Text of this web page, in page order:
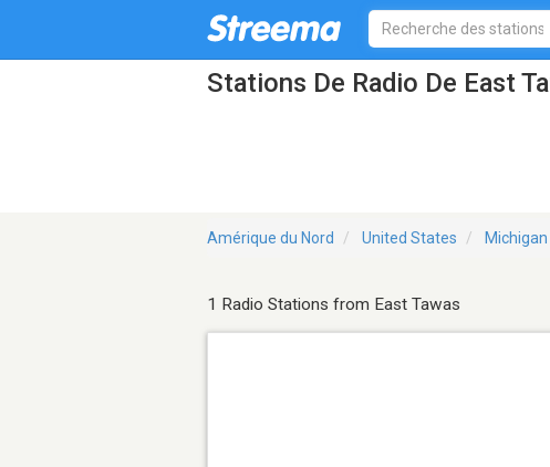
Stations De Radio De East
Amérique du Nord United States Michigan
1 Radio Stations from East Tawas